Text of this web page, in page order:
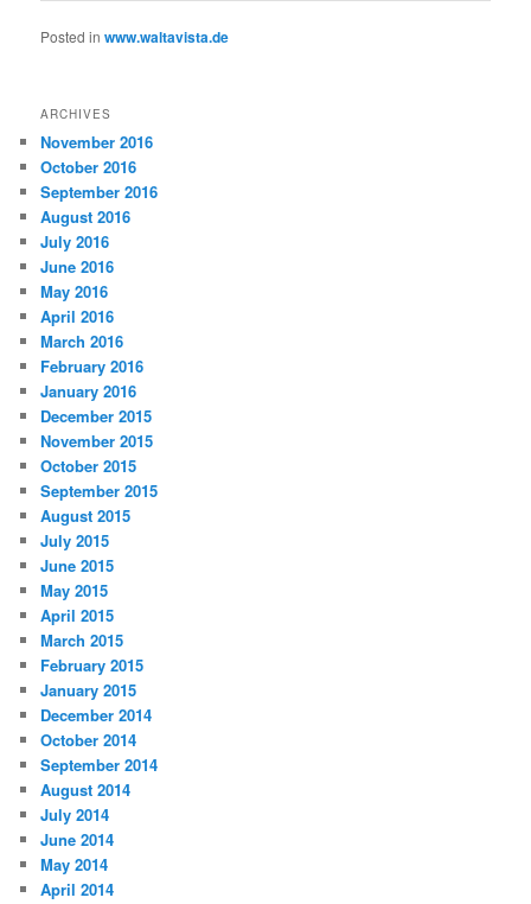
Posted in www.waltavista.de
ARCHIVES
November 2016
October 2016
September 2016
August 2016
July 2016
June 2016
May 2016
April 2016
March 2016
February 2016
January 2016
December 2015
November 2015
October 2015
September 2015
August 2015
July 2015
June 2015
May 2015
April 2015
March 2015
February 2015
January 2015
December 2014
October 2014
September 2014
August 2014
July 2014
June 2014
May 2014
April 2014